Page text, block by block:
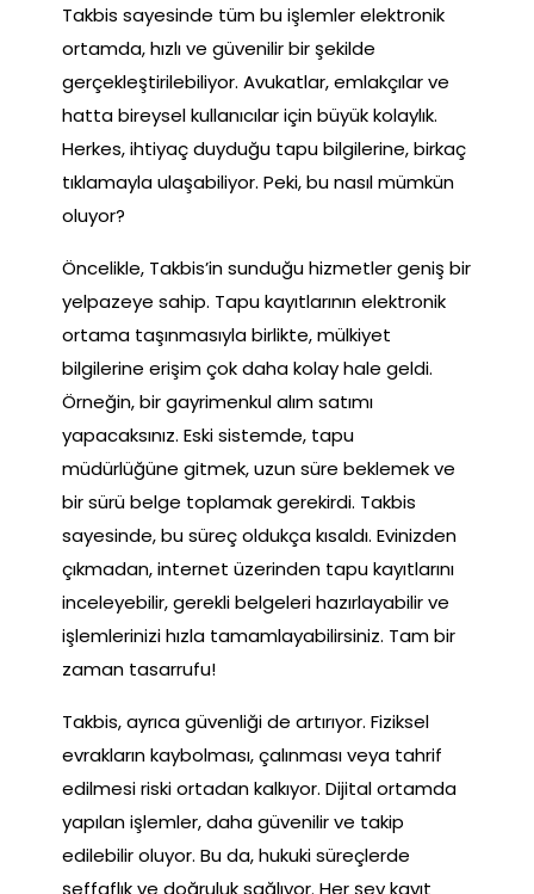
Takbis sayesinde tüm bu işlemler elektronik
ortamda, hızlı ve güvenilir bir şekilde
gerçekleştirilebiliyor. Avukatlar, emlakçılar ve
hatta bireysel kullanıcılar için büyük kolaylık.
Herkes, ihtiyaç duyduğu tapu bilgilerine, birkaç
tıklamayla ulaşabiliyor. Peki, bu nasıl mümkün
oluyor?
Öncelikle, Takbis’in sunduğu hizmetler geniş bir
yelpazeye sahip. Tapu kayıtlarının elektronik
ortama taşınmasıyla birlikte, mülkiyet
bilgilerine erişim çok daha kolay hale geldi.
Örneğin, bir gayrimenkul alım satımı
yapacaksınız. Eski sistemde, tapu
müdürlüğüne gitmek, uzun süre beklemek ve
bir sürü belge toplamak gerekirdi. Takbis
sayesinde, bu süreç oldukça kısaldı. Evinizden
çıkmadan, internet üzerinden tapu kayıtlarını
inceleyebilir, gerekli belgeleri hazırlayabilir ve
işlemlerinizi hızla tamamlayabilirsiniz. Tam bir
zaman tasarrufu!
Takbis, ayrıca güvenliği de artırıyor. Fiziksel
evrakların kaybolması, çalınması veya tahrif
edilmesi riski ortadan kalkıyor. Dijital ortamda
yapılan işlemler, daha güvenilir ve takip
edilebilir oluyor. Bu da, hukuki süreçlerde
şeffaflık ve doğruluk sağlıyor. Her şey kayıt